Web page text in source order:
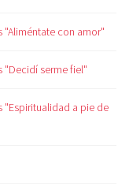
"Aliméntate con amor"
"Decidí serme fiel"
"Espiritualidad a pie de